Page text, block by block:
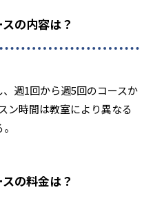
の内容は？
週1回から週5回のコースか
ン時間は教室により異なる
の料金は？